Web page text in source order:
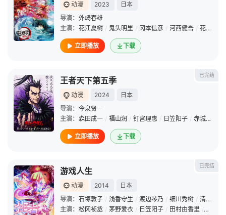
动漫 2023
日本
导演： 外崎春雄
主演： 花江夏树 / 鬼头明里 / 冈本信彦 / 河西健吾 / 花泽香菜
立即播放 下载
已完结
王者天下第五季
动漫 2024
日本
导演： 今泉贤一
主演： 森田成一 / 福山润 / 钉宫理惠 / 日笠阳子 / 赤城进
立即播放 下载
已完结
游戏人生
动漫 2014
日本
导演： 石塚敦子 / 浅香守生 / 渡边琴乃 / 细川秀树 / 清水明
主演： 松冈祯丞 / 茅野爱衣 / 日笠阳子 / 田村由香里 / 井口裕